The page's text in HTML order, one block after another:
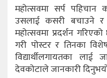
महोत्सवमा सर्प पहिचान
उसलाई कसरी बचाउने र
महोत्सवमा प्रदर्शन
गरी पोस्टर र तिनका
विद्यार्थीलगायतका लाई
देवकोटाले जानकारी